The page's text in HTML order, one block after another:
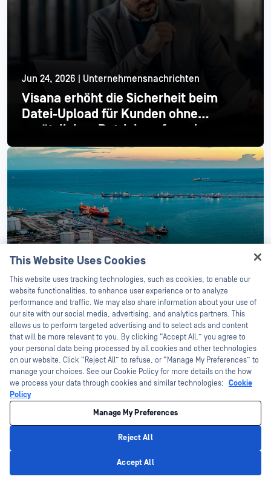
Jun 24, 2026 | Unternehmensnachrichten
Visana erhöht die Sicherheit beim
Datei-Upload für Kunden ohne
zusätzlichen Betriebsaufwand
Mehr lesen
Jun 17, 2026 | Unternehmensnachrichten
Weltweit führendes
Energieunternehmen stellt von
veralteten Sicherheitslücken auf
moderne Industrial um
Mehr lesen
Bleiben Sie auf dem
This Website Uses Cookies
This website uses tracking technologies, such as cookies, to enable our
website functionalities, to enhance user experience or to analyze
performance and traffic. We may also share information about your use of
our site with our social media, advertising, and analytics partners. This
allows us to perform targeted advertising and to select ads and content
that will be more relevant to you. By clicking “Accept All,” you agree to
your personal data being processed by all cookies and other technologies
on our website. Click “Reject All” to refuse, or “Manage My Preferences” to
manage your choices. See our Cookie Policy for more details on the how
we process your data through cookies and similar technologies: Cookie
Policy
Manage My Preferences
Reject All
Accept All
Hey there!
I'm Ozzy, your OPSWAT virtual assistant.
How can I help you secure what's critical
today?